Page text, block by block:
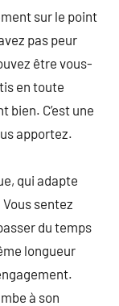
sur le point
pas peur
être vous-
en toute
C’est une
apportez.
qui adapte
sentez
du temps
longueur
à son